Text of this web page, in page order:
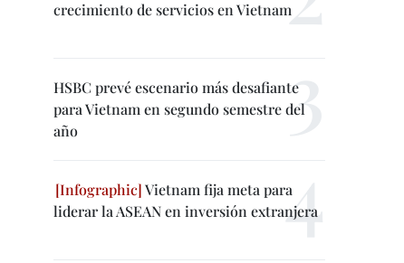
crecimiento de servicios en Vietnam
HSBC prevé escenario más desafiante
para Vietnam en segundo semestre del
año
Vietnam fija meta para
liderar la ASEAN en inversión extranjera